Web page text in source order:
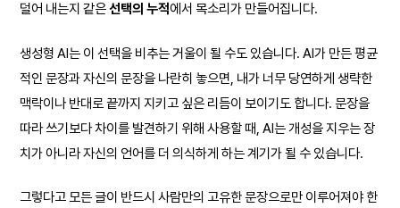
덜어 내는지 같은선택의 누적에서 목소리가 만들어집니다.
생성형 AI는 이 선택을 비추는 거울이 될 수도 있습니다. AI가 만든 평균
적인 문장과 자신의 문장을 나란히 놓으면, 내가 너무 당연하게 생략한
맥락이나 반대로 끝까지 지키고 싶은 리듬이 보이기도 합니다. 문장을
따라 쓰기보다 차이를 발견하기 위해 사용할 때, AI는 개성을 지우는 장
치가 아니라 자신의 언어를 더 의식하게 하는 계기가 될 수 있습니다.
그렇다고 모든 글이 반드시 사람만의 고유한 문장으로만 이루어져야 한